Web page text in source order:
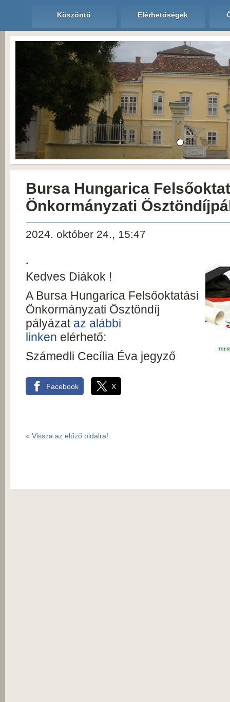
Köszöntő Elérhetőségek
Bursa Hungarica
Önkormányzati
2024. október 24., 15:47
.
Kedves Diákok !
A Bursa Hungarica Felsőoktatási
Önkormányzati Ösztöndíj
pályázat az alábbi
linken elérhető:
Számedli Cecília Éva jegyző
Facebook X
« Vissza az előző oldalra!